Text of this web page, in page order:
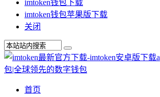
imtoken钱包下载
imtoken钱包苹果版下载
关闭
首页